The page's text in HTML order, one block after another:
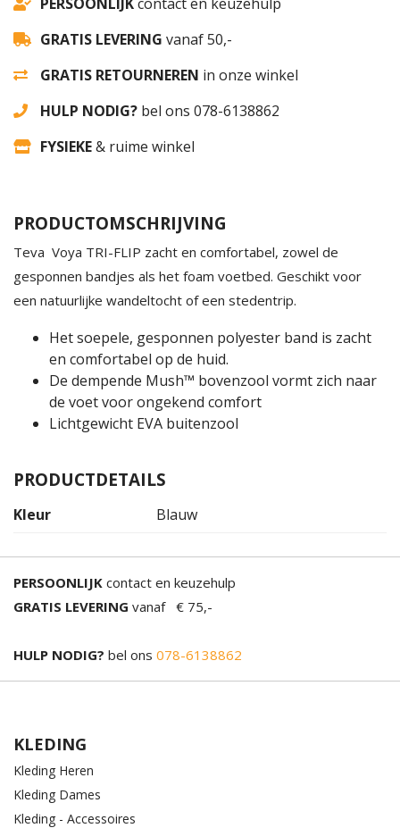
GRATIS LEVERING vanaf 50,-
GRATIS RETOURNEREN in onze winkel
HULP NODIG? bel ons 078-6138862
FYSIEKE& ruime winkel
PRODUCTOMSCHRIJVING
Teva Voya TRI-FLIP zacht en comfortabel, zowel de
gesponnen bandjes als het foam voetbed. Geschikt voor
een natuurlijke wandeltocht of een stedentrip.
Het soepele, gesponnen polyester band is zacht
en comfortabel op de huid.
De dempende Mush™ bovenzool vormt zich naar
de voet voor ongekend comfort
Lichtgewicht EVA buitenzool
PRODUCTDETAILS
Kleur Blauw
PERSOONLIJK contact en keuzehulp
GRATIS LEVERING vanaf € 75,-
HULP NODIG? bel ons 078-6138862
KLEDING
Kleding Heren
Kleding Dames
Kleding - Accessoires